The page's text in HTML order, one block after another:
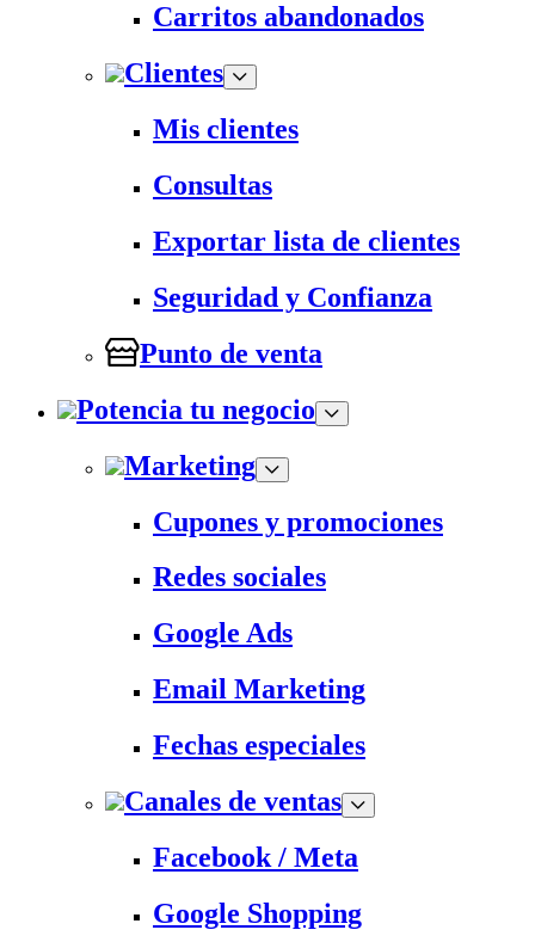
Carritos abandonados
Clientes
Mis clientes
Consultas
Exportar lista de clientes
Seguridad y Confianza
Punto de venta
Potencia tu negocio
Marketing
Cupones y promociones
Redes sociales
Google Ads
Email Marketing
Fechas especiales
Canales de ventas
Facebook / Meta
Google Shopping